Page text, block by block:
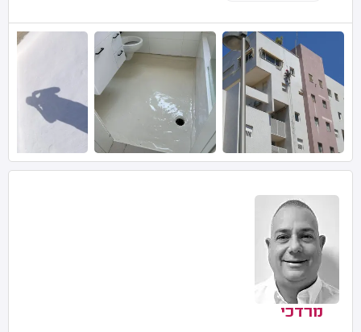
מרדכי